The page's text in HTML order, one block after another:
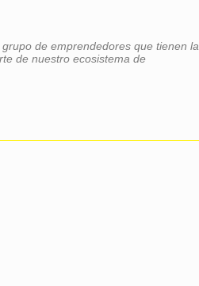
de emprendedores que tienen la
de nuestro ecosistema de